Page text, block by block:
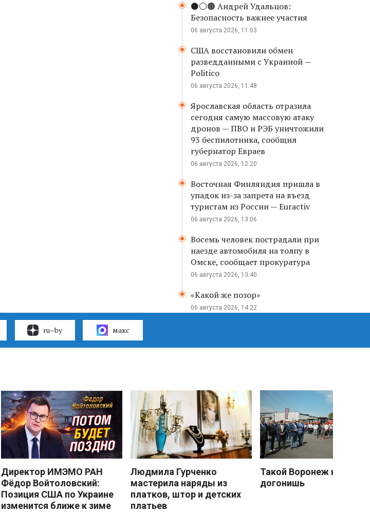
⚫️⚪️🟤 Андрей Удальцов:
Безопасность важнее участия
06 августа 2026, 11:03
США восстановили обмен
разведданными с Украиной —
Politico
06 августа 2026, 11:48
Ярославская область отразила
сегодня самую массовую атаку
дронов — ПВО и РЭБ уничтожили
93 беспилотника, сообщил
губернатор Евраев
06 августа 2026, 12:20
Восточная Финляндия пришла в
упадок из-за запрета на въезд
туристам из России — Euractiv
06 августа 2026, 13:06
Восемь человек пострадали при
наезде автомобиля на толпу в
Омске, сообщает прокуратура
06 августа 2026, 13:40
«Какой же позор»
06 августа 2026, 14:22
ru–by макс
Директор ИМЭМО РАН
Фёдор Войтоловский:
Позиция США по Украине
изменится ближе к зиме
Людмила Гурченко
мастерила наряды из
платков, штор и детских
платьев
Такой Воронеж не
догонишь